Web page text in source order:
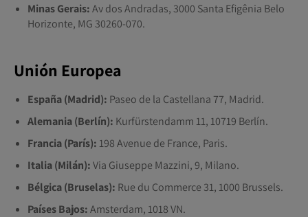
Minas Gerais:Av dos Andradas, 3000 Santa Efigênia Belo
Horizonte, MG 30260-070.
Unión Europea
España (Madrid): Paseo de la Castellana 77, Madrid.
Alemania (Berlín): Kurfürstendamm 11, 10719 Berlín.
Francia (París): 198 Avenue de France, Paris.
Italia (Milán):Via Giuseppe Mazzini, 9, Milano.
Bélgica (Bruselas): Rue du Commerce 31, 1000 Brussels.
Países Bajos:Amsterdam, 1018 VN.